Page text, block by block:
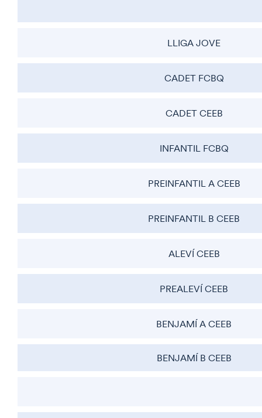
LLIGA JOVE
CADET FCBQ
CADET CEEB
INFANTIL FCBQ
PREINFANTIL A CEEB
PREINFANTIL B CEEB
ALEVÍ CEEB
PREALEVÍ CEEB
BENJAMÍ A CEEB
BENJAMÍ B CEEB